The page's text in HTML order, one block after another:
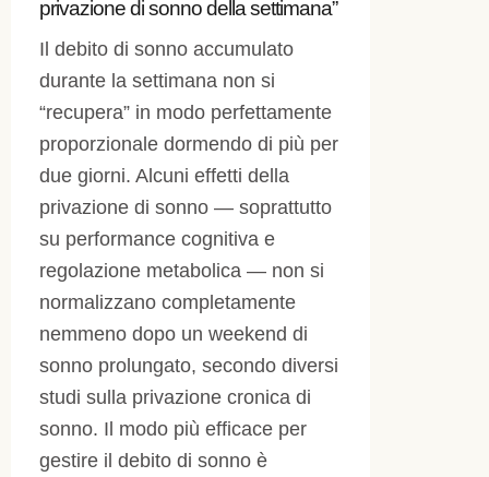
privazione di sonno della settimana”
Il debito di sonno accumulato
durante la settimana non si
“recupera” in modo perfettamente
proporzionale dormendo di più per
due giorni. Alcuni effetti della
privazione di sonno — soprattutto
su performance cognitiva e
regolazione metabolica — non si
normalizzano completamente
nemmeno dopo un weekend di
sonno prolungato, secondo diversi
studi sulla privazione cronica di
sonno. Il modo più efficace per
gestire il debito di sonno è